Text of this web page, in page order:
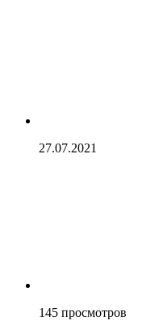
27.07.2021
145 просмотров